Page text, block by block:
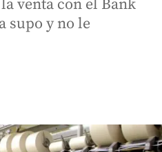
venta con el Bank
supo y no le